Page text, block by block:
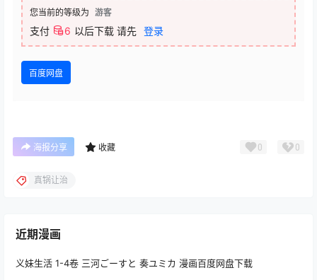
您当前的等级为 游客
支付 6 以后下载 请先 登录
百度网盘
海报分享 收藏 0 0
真锅让治
近期漫画
义妹生活 1-4卷 三河ごーすと 奏ユミカ 漫画百度网盘下载